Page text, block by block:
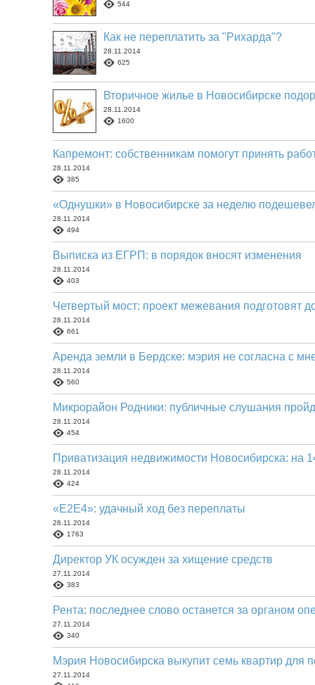
544
Как не переплатить за "Рихарда"?
28.11.2014
625
Вторичное жилье в Новосибирске
28.11.2014
1600
Капремонт: собственникам помогут принять
28.11.2014
385
«Однушки» в Новосибирске за неделю
28.11.2014
494
Выписка из ЕГРП: в порядок вносят изменения
28.11.2014
403
Четвертый мост: проект межевания подготовят
28.11.2014
661
Аренда земли в Бердске: мэрия не согласна с
28.11.2014
560
Микрорайон Родники: публичные слушания
28.11.2014
454
Приватизация недвижимости Новосибирска: на
28.11.2014
424
«E2E4»: удачный ход без переплаты
28.11.2014
1763
Директор УК осужден за хищение средств
27.11.2014
383
Рента: последнее слово останется за органом
27.11.2014
340
Мэрия Новосибирска выкупит семь квартир для
27.11.2014